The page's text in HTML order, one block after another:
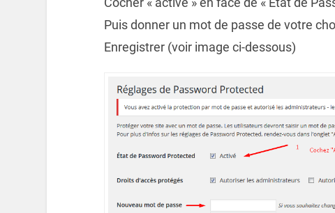
Puis donner un mot de passe de votre
Enregistrer (voir image ci-dessous)